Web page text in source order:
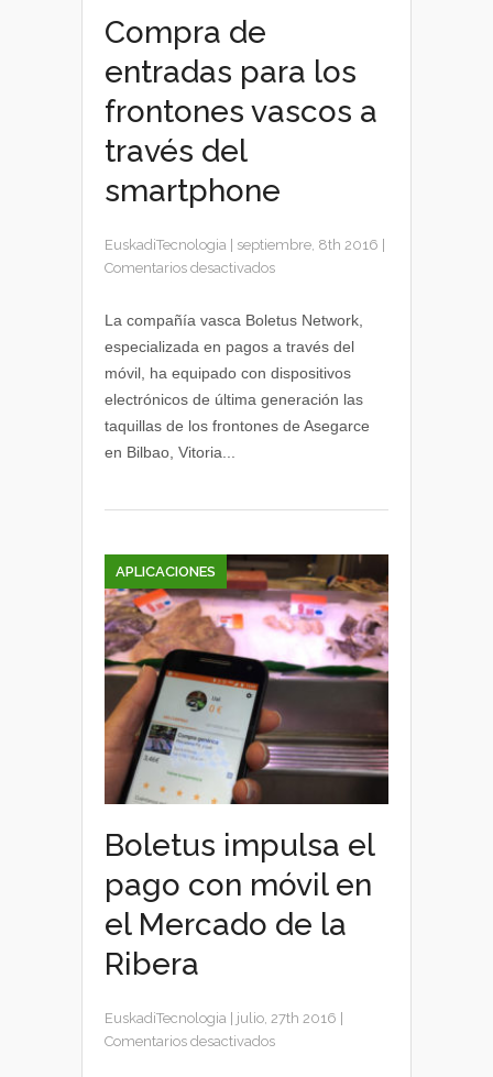
Compra de
entradas para los
frontones vascos a
través del
smartphone
EuskadiTecnologia septiembre, 8th 2016
Comentarios desactivadosen
de
los
frontones
vascos
La compañía vasca Boletus Network,
especializada en pagos a través del
móvil, ha equipado con dispositivos
electrónicos de última generación las
taquillas de los frontones de Asegarce
en Bilbao, Vitoria...
APLICACIONES
Boletus impulsa el
pago con móvil en
el Mercado de la
Ribera
EuskadiTecnologia julio, 27th 2016
Comentarios desactivadosen